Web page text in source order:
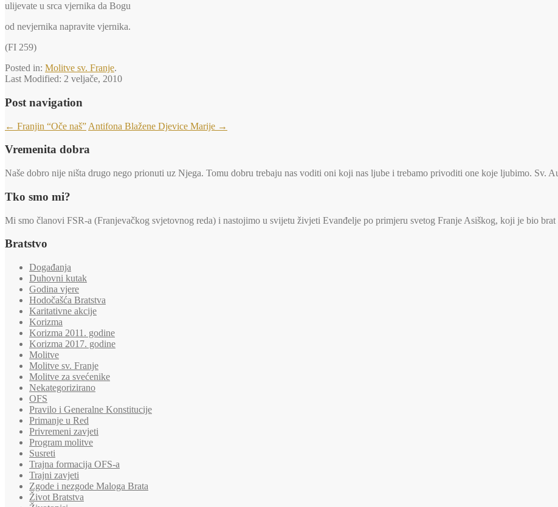
ulijevate u srca vjernika da Bogu
od nevjernika napravite vjernika.
(FI 259)
Posted in: Molitve sv. Franje.
Last Modified: 2 veljače, 2010
Post navigation
← Franjin “Oče naš” Antifona Blažene Djevice Marije →
Vremenita dobra
Naše dobro nije ništa drugo nego prionuti uz Njega. Tomu dobru trebaju nas voditi oni koji nas ljube i trebamo privoditi one koje ljubimo. Sv.
Tko smo mi?
Mi smo članovi FSR-a (Franjevačkog svjetovnog reda) i nastojimo u svijetu živjeti Evanđelje po primjeru svetog Franje Asiškog, koji je bio brat
Bratstvo
Događanja
Duhovni kutak
Godina vjere
Hodočašća Bratstva
Karitativne akcije
Korizma
Korizma 2011. godine
Korizma 2017. godine
Molitve
Molitve sv. Franje
Molitve za svećenike
Nekategorizirano
OFS
Pravilo i Generalne Konstitucije
Primanje u Red
Privremeni zavjeti
Program molitve
Susreti
Trajna formacija OFS-a
Trajni zavjeti
Zgode i nezgode Maloga Brata
Život Bratstva